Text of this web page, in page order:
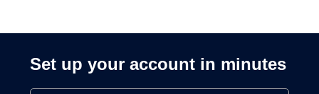
Set up your account in minutes